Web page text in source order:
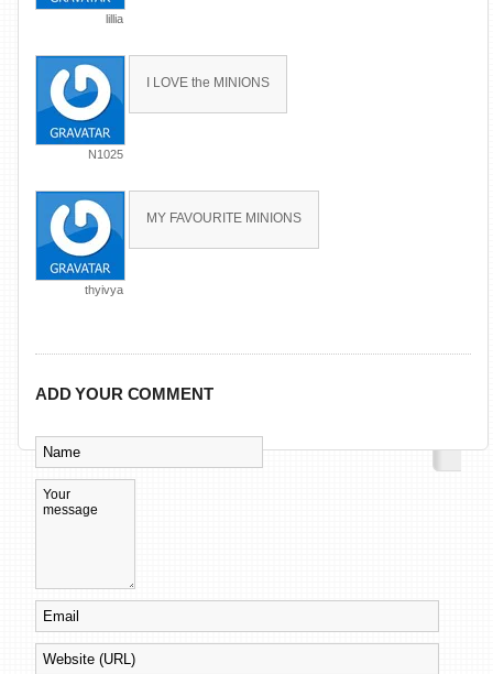
lillia
N1025
I LOVE the MINIONS
thyivya
MY FAVOURITE MINIONS
ADD YOUR COMMENT